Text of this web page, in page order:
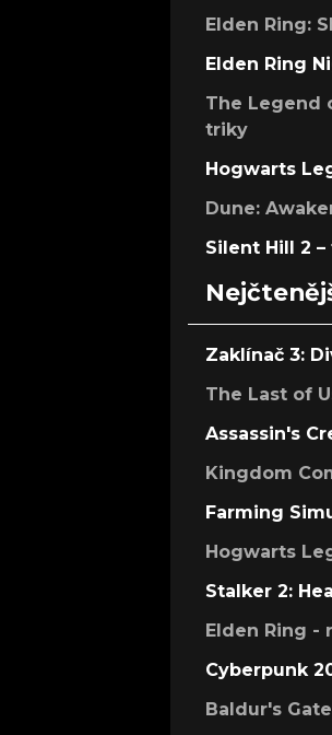
Elden Ring:
Elden Ring
The Legend
triky
Hogwarts
Dune:
Silent Hill 2
Zaklínač 3:
The Last of
Assassin's
Kingdom
Farming
Hogwarts
Stalker 2:
Elden Ring -
Cyberpunk
Baldur's